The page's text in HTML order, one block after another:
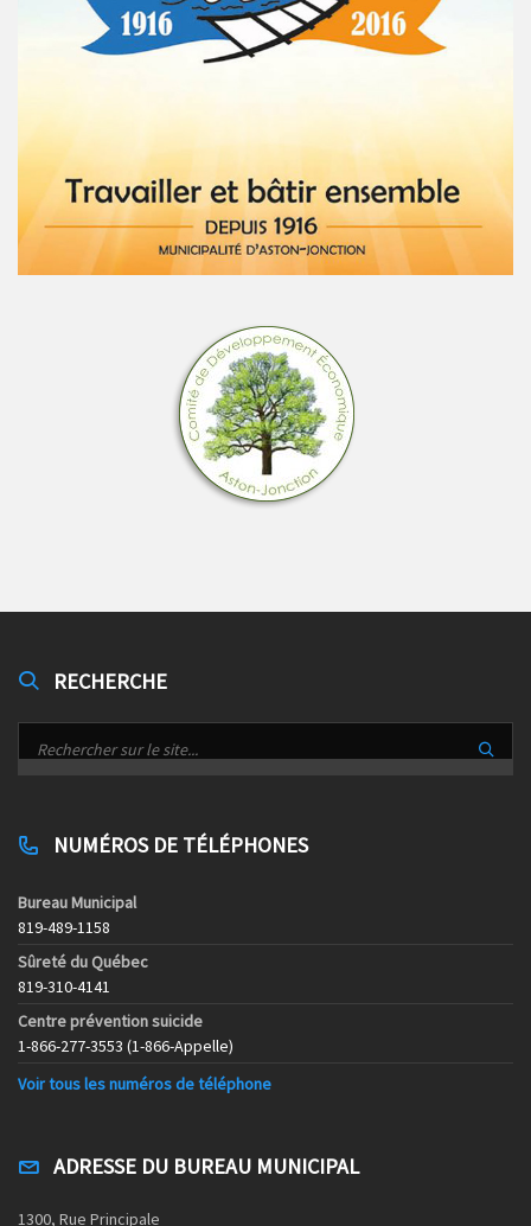
RECHERCHE
NUMÉROS DE TÉLÉPHONES
Bureau Municipal
819-489-1158
Sûreté du Québec
819-310-4141
Centre prévention suicide
1-866-277-3553 (1-866-Appelle)
Voir tous les numéros de téléphone
ADRESSE DU BUREAU MUNICIPAL
1300, Rue Principale